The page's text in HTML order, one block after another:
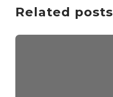
Related posts